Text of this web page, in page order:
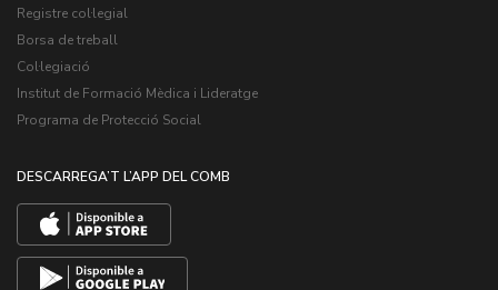
Registre col·legial
Borsa de treball
Col·legiació
Institut de Formació Mèdica i Lideratge
Programa de Protecció Social
DESCARREGA’T L’APP DEL COMB